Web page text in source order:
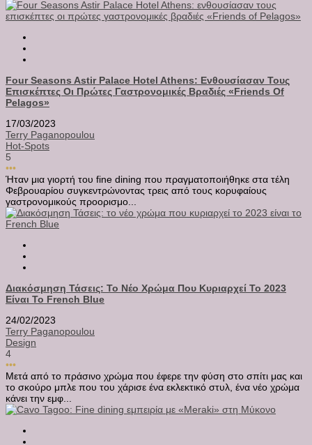
Four Seasons Astir Palace Hotel Athens: Ενθουσίασαν Τους
Επισκέπτες Οι Πρώτες Γαστρονομικές Βραδιές «Friends Of
Pelagos»
17/03/2023
Terry Paganopoulou
Hot-Spots
5
•••
Ήταν μια γιορτή του fine dining που πραγματοποιήθηκε στα τέλη
Φεβρουαρίου συγκεντρώνοντας τρεις από τους κορυφαίους
γαστρονομικούς προορισμο...
Διακόσμηση Τάσεις: Το Νέο Χρώμα Που Κυριαρχεί Το 2023
Είναι Το French Blue
24/02/2023
Terry Paganopoulou
Design
4
•••
Μετά από το πράσινο χρώμα που έφερε την φύση στο σπίτι μας και
το σκούρο μπλε που του χάρισε ένα εκλεκτικό στυλ, ένα νέο χρώμα
κάνει την εμφ...